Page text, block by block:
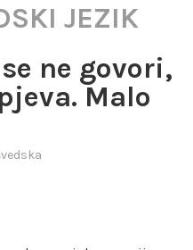
JEZIK
ne govori,
Malo